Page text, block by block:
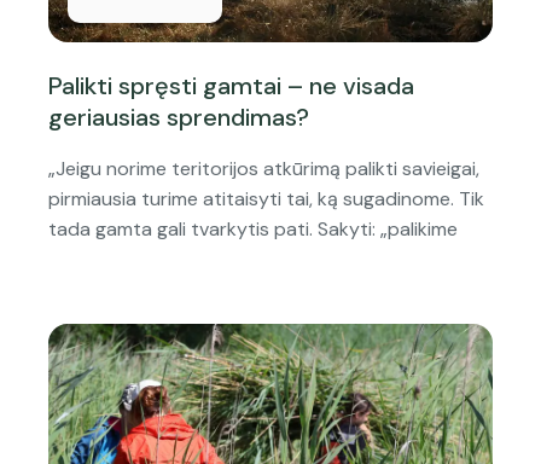
Palikti spręsti gamtai – ne visada
geriausias sprendimas?
„Jeigu norime teritorijos atkūrimą palikti savieigai,
pirmiausia turime atitaisyti tai, ką sugadinome. Tik
tada gamta gali tvarkytis pati. Sakyti: „palikime